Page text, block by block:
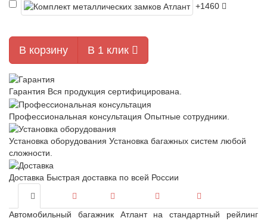
+1460
В корзину В 1 клик
Гарантия Вся продукция сертифицирована.
Профессиональная консультация Опытные сотрудники.
Установка оборудования Установка багажных систем любой
сложности.
Доставка Быстрая доставка по всей России
Автомобильный багажник Атлант на стандартный рейлинг